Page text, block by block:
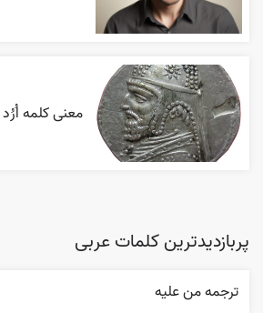
معنی کلمه اُرُد
پربازدیدترین کلمات عربی
ترجمه من عليه